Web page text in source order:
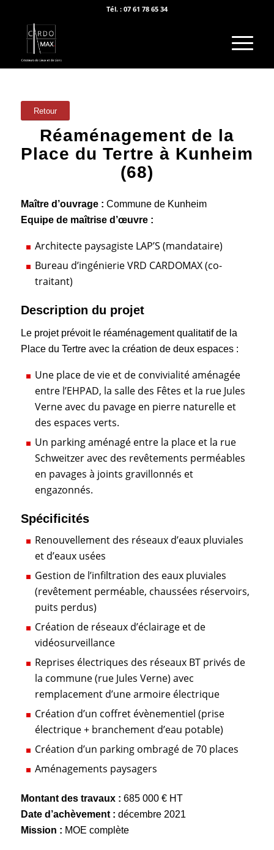
Tél. : 07 61 78 65 34
Retour
Réaménagement de la
Place du Tertre à Kunheim
(68)
Maître d’ouvrage : Commune de Kunheim
Equipe de maîtrise d’œuvre :
Architecte paysagiste LAP’S (mandataire)
Bureau d’ingénierie VRD CARDOMAX (co-
traitant)
Description du projet
Le projet prévoit le réaménagement qualitatif de la
Place du Tertre avec la création de deux espaces :
Une place de vie et de convivialité aménagée
entre l’EHPAD, la salle des Fêtes et la rue Jules
Verne avec du pavage en pierre naturelle et
des espaces verts.
Un parking aménagé entre la place et la rue
Schweitzer avec des revêtements perméables
en pavages à joints gravillonnés et
engazonnés.
Spécificités
Renouvellement des réseaux d’eaux pluviales
et d’eaux usées
Gestion de l’infiltration des eaux pluviales
(revêtement perméable, chaussées réservoirs,
puits perdus)
Création de réseaux d’éclairage et de
vidéosurveillance
Reprises électriques des réseaux BT privés de
la commune (rue Jules Verne) avec
remplacement d’une armoire électrique
Création d’un coffret évènementiel (prise
électrique + branchement d’eau potable)
Création d’un parking ombragé de 70 places
Aménagements paysagers
Montant des travaux : 685 000 € HT
Date d’achèvement : décembre 2021
Mission : MOE complète